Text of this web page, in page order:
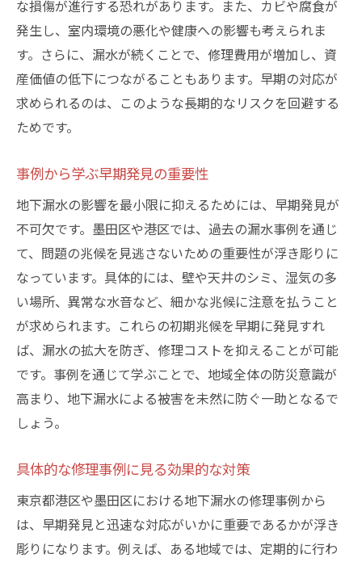
な損傷が進行する恐れがあります。また、カビや腐食が
発生し、室内環境の悪化や健康への影響も考えられま
す。さらに、漏水が続くことで、修理費用が増加し、資
産価値の低下につながることもあります。早期の対応が
求められるのは、このような長期的なリスクを回避する
ためです。
事例から学ぶ早期発見の重要性
地下漏水の影響を最小限に抑えるためには、早期発見が
不可欠です。墨田区や港区では、過去の漏水事例を通じ
て、問題の兆候を見逃さないための重要性が浮き彫りに
なっています。具体的には、壁や天井のシミ、湿気の多
い場所、異常な水音など、細かな兆候に注意を払うこと
が求められます。これらの初期兆候を早期に発見すれ
ば、漏水の拡大を防ぎ、修理コストを抑えることが可能
です。事例を通じて学ぶことで、地域全体の防災意識が
高まり、地下漏水による被害を未然に防ぐ一助となるで
しょう。
具体的な修理事例に見る効果的な対策
東京都港区や墨田区における地下漏水の修理事例から
は、早期発見と迅速な対応がいかに重要であるかが浮き
彫りになります。例えば、ある地域では、定期的に行わ